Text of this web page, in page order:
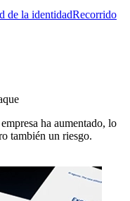
de la identidadRecorrido
ha aumentado, lo
también un riesgo.